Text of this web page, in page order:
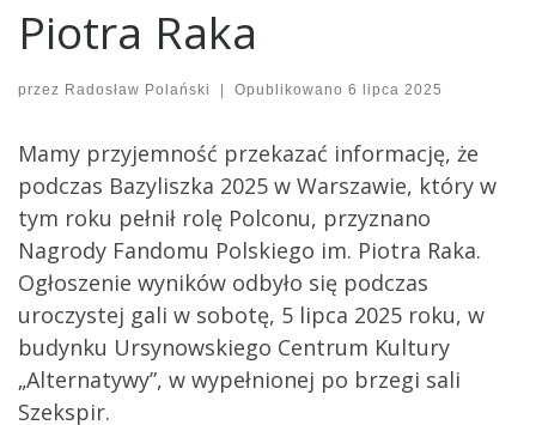
Piotra Raka
przez Radosław Polański | Opublikowano 6 lipca 2025
Mamy przyjemność przekazać informację, że
podczas Bazyliszka 2025 w Warszawie, który w
tym roku pełnił rolę Polconu, przyznano
Nagrody Fandomu Polskiego im. Piotra Raka.
Ogłoszenie wyników odbyło się podczas
uroczystej gali w sobotę, 5 lipca 2025 roku, w
budynku Ursynowskiego Centrum Kultury
„Alternatywy”, w wypełnionej po brzegi sali
Szekspir.